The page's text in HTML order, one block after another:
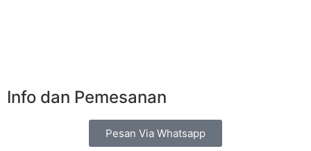
Info dan Pemesanan
Pesan Via Whatsapp